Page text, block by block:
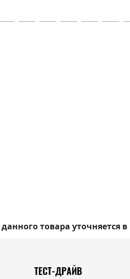
товара уточняется
ТЕСТ-ДРАЙВ